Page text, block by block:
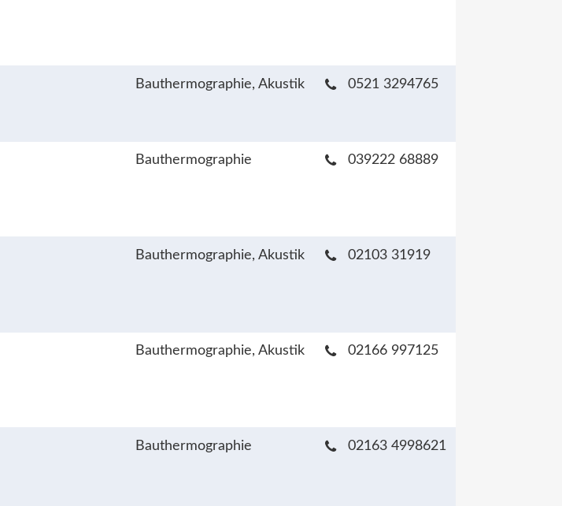
Bauthermographie, Akustik 0521 3294765
Bauthermographie 039222 68889
Bauthermographie, Akustik 02103 31919
Bauthermographie, Akustik 02166 997125
Bauthermographie 02163 4998621